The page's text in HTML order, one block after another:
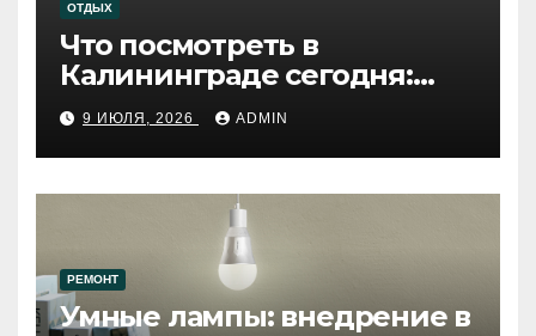
ОТДЫХ
Что посмотреть в
Калининграде сегодня:
путеводитель по самому
западному городу России
9 ИЮЛЯ, 2026 ADMIN
РЕМОНТ
Умные лампы: внедрение в